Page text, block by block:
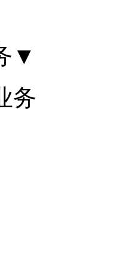
▼
务